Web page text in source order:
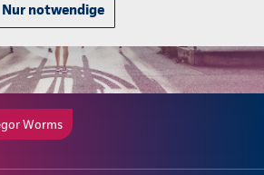
Nur notwendige
Worms